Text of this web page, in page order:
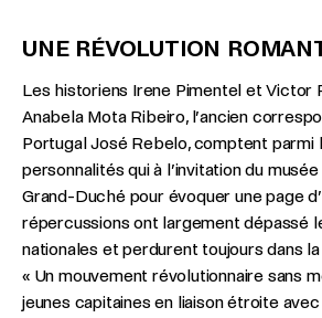
UNE RÉVOLUTION
Les historiens Irene Pimentel et Victor
Anabela Mota Ribeiro, l’ancien
Portugal José Rebelo, comptent parmi
personnalités qui à l’invitation du
Grand-Duché pour évoquer une page
répercussions ont largement dépassé
nationales et perdurent toujours dans
« Un mouvement révolutionnaire sans
jeunes capitaines en liaison étroite